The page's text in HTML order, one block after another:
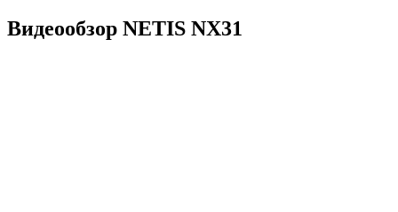
Видеообзор NETIS NX31